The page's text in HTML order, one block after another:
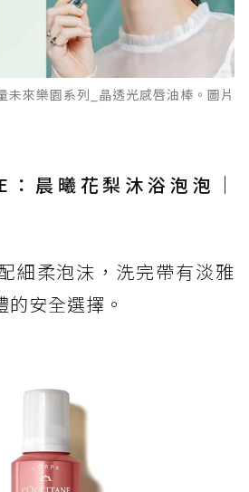
來樂園系列_晶透光感唇油棒。圖片
：晨曦花梨沐浴泡泡｜
細柔泡沫，洗完帶有淡雅
安全選擇。